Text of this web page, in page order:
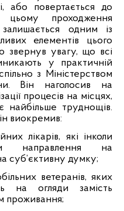
або повертається до
цьому проходження
одним із
елементів цього
звернув увагу, що всі
у практичній
з Міністерством
Він наголосив на
процесів на місцях,
найбільше труднощів.
виокремив:
лікарів, які інколи
направлення на
суб’єктивну думку;
ветеранів, яких
на огляди замість
проживання;